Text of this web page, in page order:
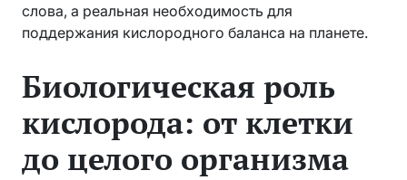
слова, а реальная необходимость для
поддержания кислородного баланса на планете.
Биологическая роль
кислорода: от клетки
до целого организма